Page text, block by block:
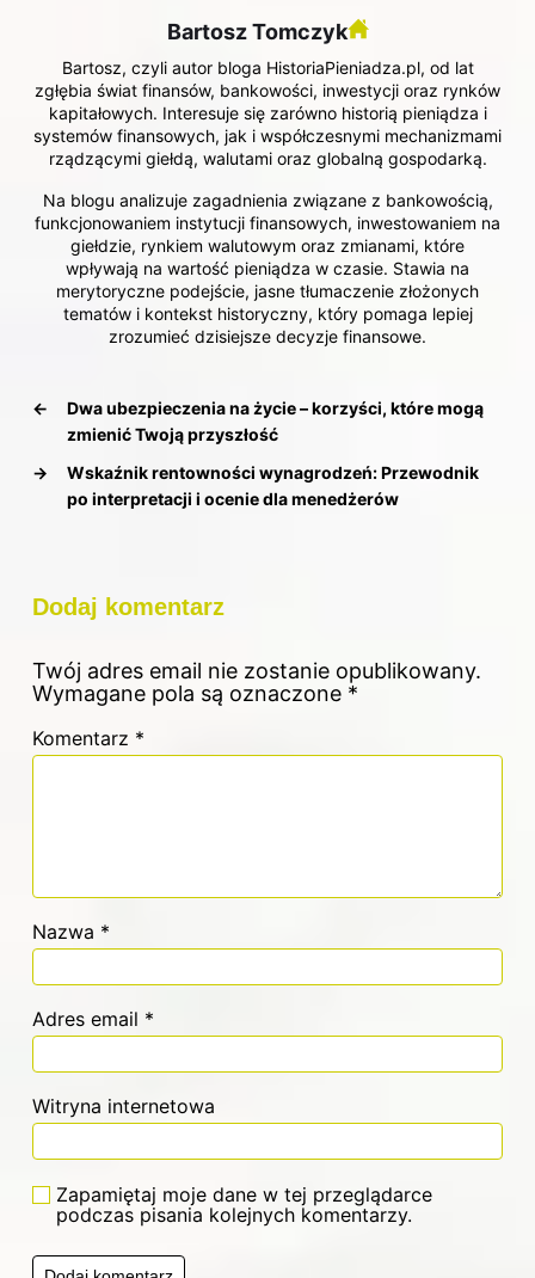
Bartosz Tomczyk
Bartosz, czyli autor bloga HistoriaPieniadza.pl, od lat
zgłębia świat finansów, bankowości, inwestycji oraz rynków
kapitałowych. Interesuje się zarówno historią pieniądza i
systemów finansowych, jak i współczesnymi mechanizmami
rządzącymi giełdą, walutami oraz globalną gospodarką.
Na blogu analizuje zagadnienia związane z bankowością,
funkcjonowaniem instytucji finansowych, inwestowaniem na
giełdzie, rynkiem walutowym oraz zmianami, które
wpływają na wartość pieniądza w czasie. Stawia na
merytoryczne podejście, jasne tłumaczenie złożonych
tematów i kontekst historyczny, który pomaga lepiej
zrozumieć dzisiejsze decyzje finansowe.
←
Dwa ubezpieczenia na życie – korzyści, które mogą
zmienić Twoją przyszłość
→
Wskaźnik rentowności wynagrodzeń: Przewodnik
po interpretacji i ocenie dla menedżerów
Dodaj komentarz
Twój adres email nie zostanie opublikowany.
Wymagane pola są oznaczone *
Komentarz *
Nazwa *
Adres email *
Witryna internetowa
Zapamiętaj moje dane w tej przeglądarce
podczas pisania kolejnych komentarzy.